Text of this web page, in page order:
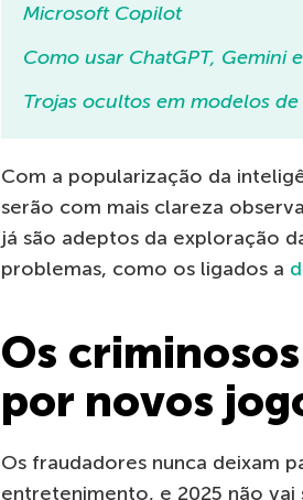
Microsoft Copilot
Como usar ChatGPT, Gemini
Trojas ocultos em modelos de
Com a popularização da
serão com mais clareza
já são adeptos da exploração
problemas, como os ligados a
Os
por novos
Os fraudadores nunca deixam
entretenimento, e 2025 não vai